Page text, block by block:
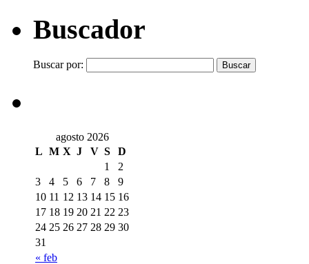
Buscador
Buscar por:
agosto 2026
L M X J V S D
« feb
1
2
3
4 5 6 7 8
9
10 11 12 13 14 15 16
17 18 19 20 21 22 23
24 25 26 27 28 29 30
31